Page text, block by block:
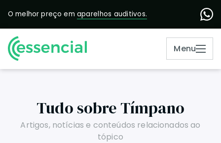
O melhor preço em aparelhos auditivos.
Menu
Tudo sobre Tímpano
Artigos, notícias e conteúdos relacionados ao
tópico